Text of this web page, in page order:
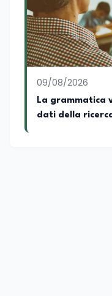
09/08/2026
La grammatica
dati della